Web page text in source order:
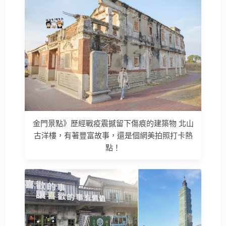
金門景點》歷經戰疫震撼留下傷痕的建築物 北山
古洋樓，有著豐富故事，還是個網美拍照打卡熱
點！